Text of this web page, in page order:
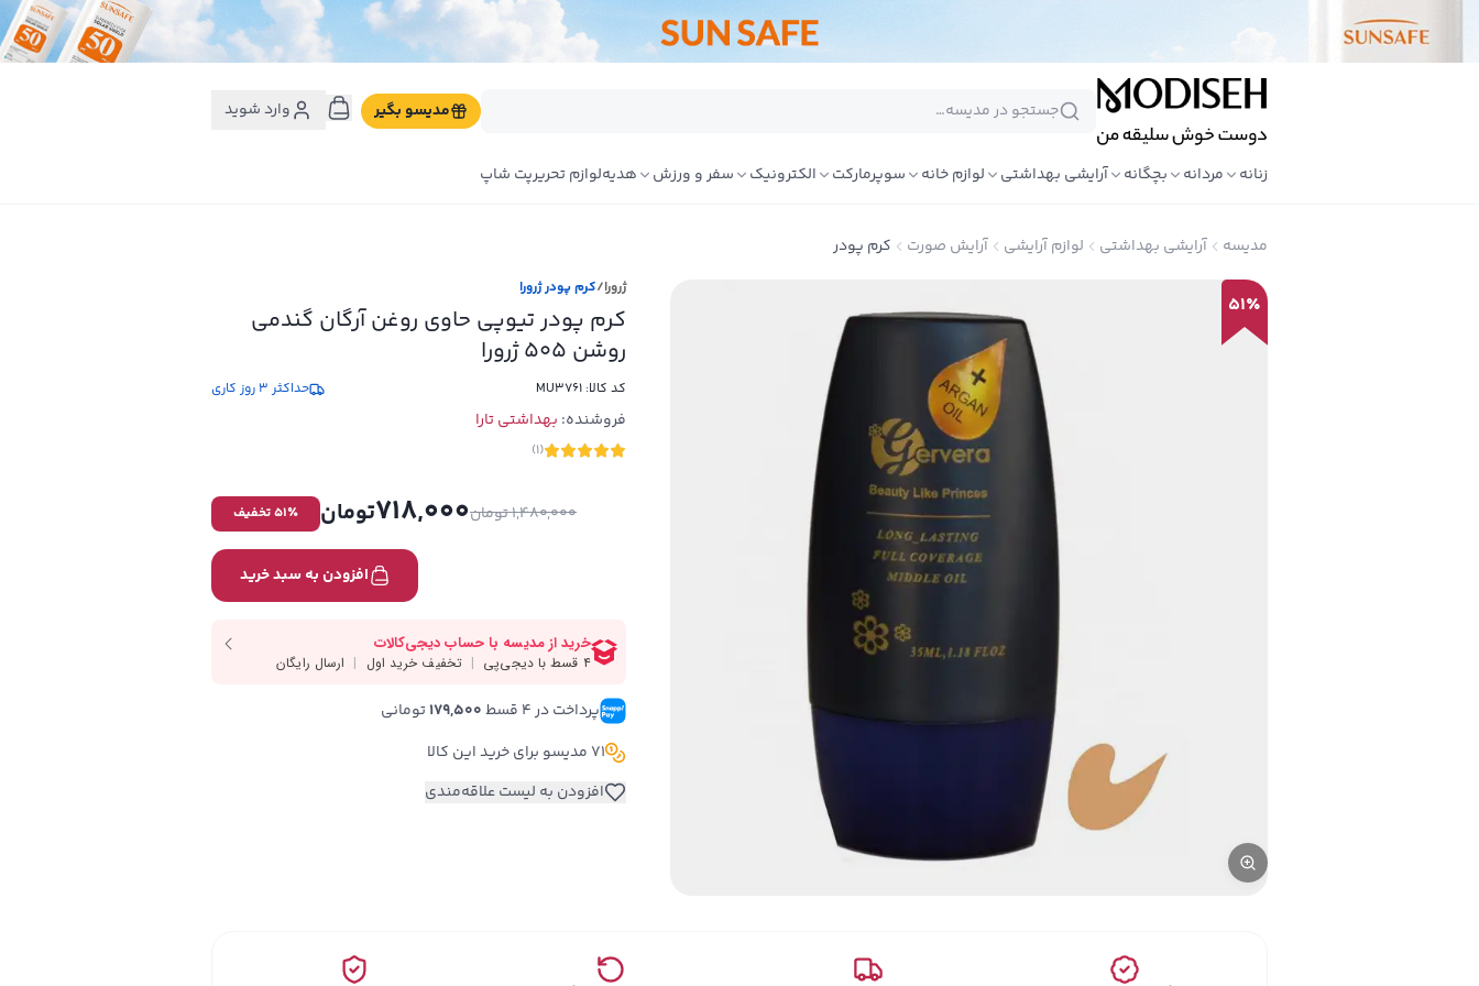
مدیسو بگیر وارد شوید
زنانه مردانه بچگانه آرایشی بهداشتی لوازم خانه سوپرمارکت الکترونیک سفر و ورزش هدیهلوازم تحریرپت شاپ
مدیسه آرایشی بهداشتی لوازم آرایشی آرایش صورت کرم پودر
51٪
ژرورا/کرم پودر ژرورا
کرم پودر تیوپی حاوی روغن آرگان گندمی
روشن 505 ژرورا
کد کالا:MU3761 حداکثر 3 روز کاری
فروشنده: بهداشتی تارا
(
1
)
1,480,000تومان718,000تومان 51٪ تخفیف
افزودن به سبد خرید
پرداخت در ۴ قسط 179,500 تومانی
71 مدیسو برای خرید این کالا
افزودن به لیست علاقه‌مندی